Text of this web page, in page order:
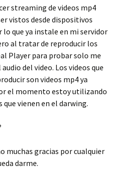
streaming de videos mp4
vistos desde dispositivos
lo que ya instale en mi servidor
al tratar de reproducir los
Player para probar solo me
del video. Los videos que
son videos mp4 ya
el momento estoy utilizando
que vienen en el darwing.
muchas gracias por cualquier
darme.